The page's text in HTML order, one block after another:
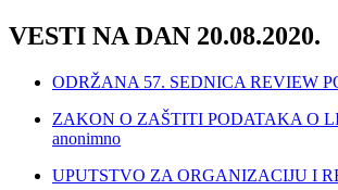
VESTI NA DAN 20.08.2020.
ODRŽANA 57. SEDNICA REVIEW
ZAKON O ZAŠTITI PODATAKA O
anonimno
UPUTSTVO ZA ORGANIZACIJU I